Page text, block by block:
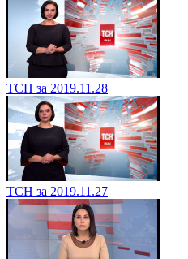
ТСН за 2019.11.28
ТСН за 2019.11.27